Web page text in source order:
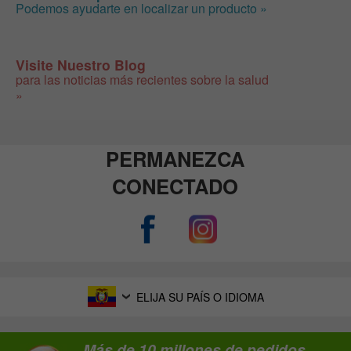
Podemos ayudarte en localizar un producto »
Visite Nuestro Blog
para las noticias más recientes sobre la salud
»
PERMANEZCA
CONECTADO
ELIJA SU PAÍS O IDIOMA